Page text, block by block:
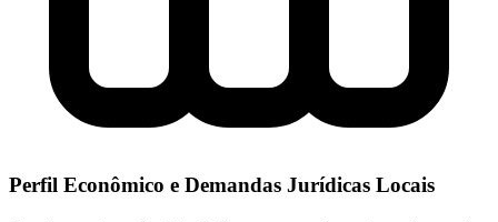
Perfil Econômico e Demandas Jurídicas Locais